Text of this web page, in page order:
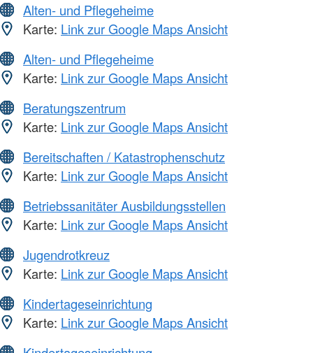
Alten- und Pflegeheime
Karte: Link zur Google Maps Ansicht
Alten- und Pflegeheime
Karte: Link zur Google Maps Ansicht
Beratungszentrum
Karte: Link zur Google Maps Ansicht
Bereitschaften / Katastrophenschutz
Karte: Link zur Google Maps Ansicht
Betriebssanitäter Ausbildungsstellen
Karte: Link zur Google Maps Ansicht
Jugendrotkreuz
Karte: Link zur Google Maps Ansicht
Kindertageseinrichtung
Karte: Link zur Google Maps Ansicht